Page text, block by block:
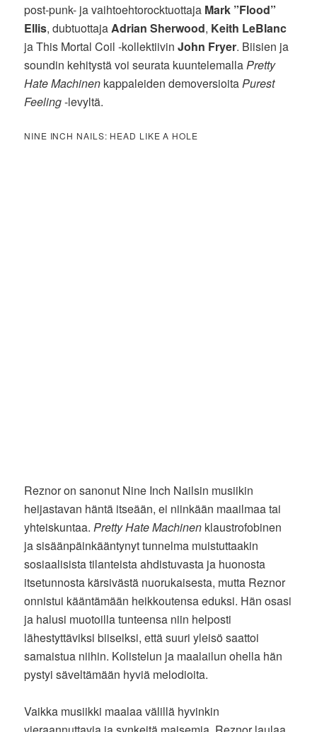
post-punk- ja vaihtoehtorocktuottaja Mark ”Flood”
Ellis, dubtuottaja Adrian Sherwood, Keith LeBlanc
ja This Mortal Coil -kollektiivinJohn Fryer. Biisien ja
soundin kehitystä voi seurata kuuntelemalla Pretty
Hate Machinen kappaleiden demoversioita Purest
Feeling-levyltä.
NINE INCH NAILS: HEAD LIKE A HOLE
Reznor on sanonut Nine Inch Nailsin musiikin
heijastavan häntä itseään, ei niinkään maailmaa tai
yhteiskuntaa. Pretty Hate Machinen klaustrofobinen
ja sisäänpäinkääntynyt tunnelma muistuttaakin
sosiaalisista tilanteista ahdistuvasta ja huonosta
itsetunnosta kärsivästä nuorukaisesta, mutta Reznor
onnistui kääntämään heikkoutensa eduksi. Hän osasi
ja halusi muotoilla tunteensa niin helposti
lähestyttäviksi biiseiksi, että suuri yleisö saattoi
samaistua niihin. Kolistelun ja maalailun ohella hän
pystyi säveltämään hyviä melodioita.
Vaikka musiikki maalaa välillä hyvinkin